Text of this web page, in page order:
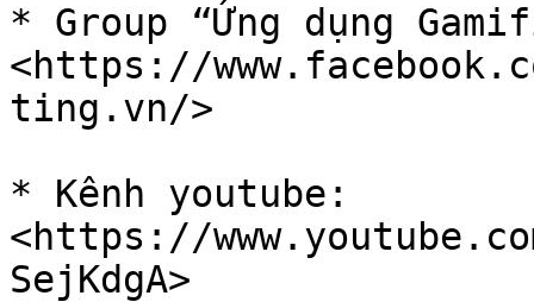
* Group “Ứng dụng
<https://
ting.vn/>
* Kênh youtube:
<https://
SejKdgA>